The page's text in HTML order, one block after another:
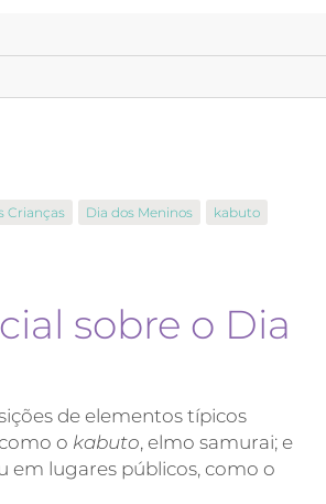
Crianças Dia dos Meninos
kabuto
sobre o Dia
de elementos típicos
o kabuto, elmo samurai; e
em lugares públicos, como o